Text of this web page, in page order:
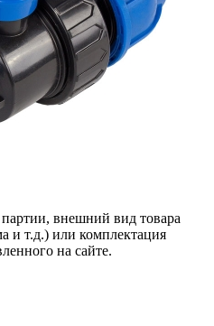
внешний вид товара
и т.д.) или комплектация
на сайте.